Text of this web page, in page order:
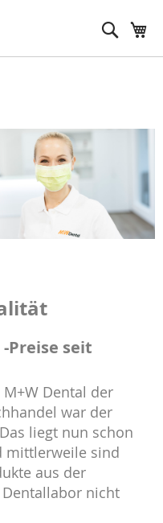
Suche
Preise seit
Dental der
war der
liegt nun schon
mittlerweile sind
aus der
nicht